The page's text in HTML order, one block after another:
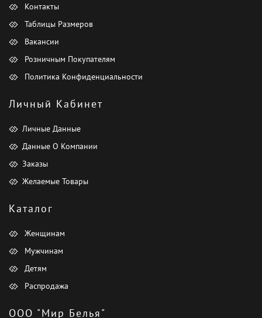
Контакты
Таблицы Размеров
Вакансии
Розничным Покупателям
Политика Конфиденциальности
Личный Кабинет
Личные Данные
Данные О Компании
Заказы
Желаемые Товары
Каталог
Женщинам
Мужчинам
Детям
Распродажа
ООО "Мир Белья"